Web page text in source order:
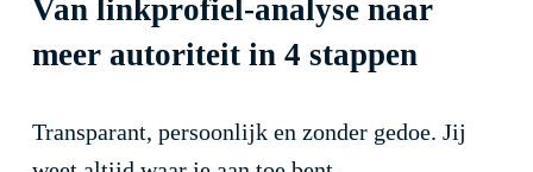
Van linkprofiel-analyse naar
meer autoriteit in 4 stappen
Transparant, persoonlijk en zonder gedoe. Jij